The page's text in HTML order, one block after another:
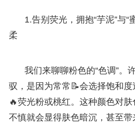
1.告别荧光，拥抱“芋泥”与“
柔
我们来聊聊粉色的“色调”。
驭，是因为常常📝会选择饱和
🔥荧光粉或桃红。这种颜色对
不慎就会显得肤色暗沉，甚至带